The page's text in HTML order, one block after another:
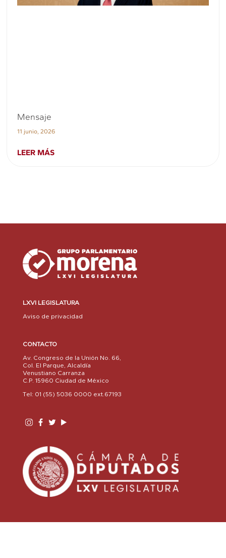
Mensaje
11 junio, 2026
LEER MÁS
LXVI LEGISLATURA
Aviso de privacidad
CONTACTO
Av. Congreso de la Unión No. 66,
Col. El Parque, Alcaldía
Venustiano Carranza
C.P. 15960 Ciudad de México
Tel: 01 (55) 5036 0000 ext.67193